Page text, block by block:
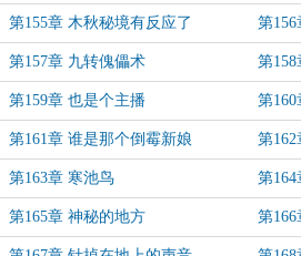
发钱啊？
第155章 木秋秘境有反应了 第
第157章 九转傀儡术 第
第159章 也是个主播 第160
第161章 谁是那个倒霉新娘 第
第163章 寒池鸟 第
第165章 神秘的地方 第